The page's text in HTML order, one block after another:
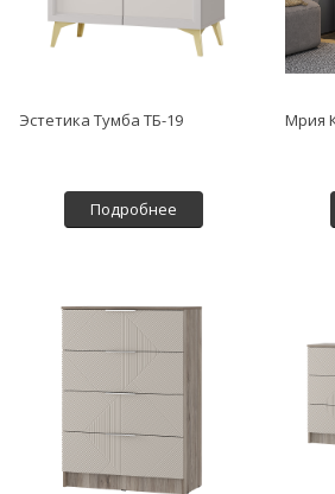
Эстетика Тумба ТБ-19
Подробнее
Мрия